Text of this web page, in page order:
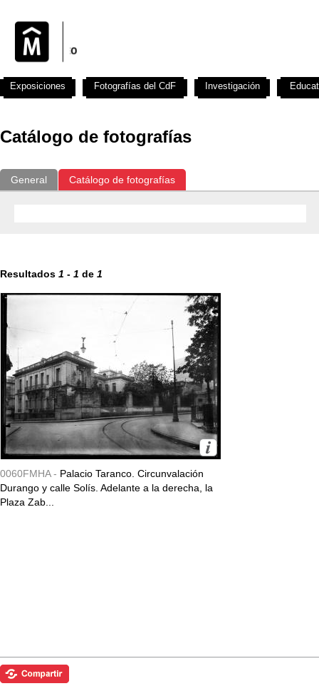
Catálogo de fotografías
General Catálogo de fotografías
Resultados 1 - 1 de 1
0060FMHA - Palacio Taranco. Circunvalación
Durango y calle Solís. Adelante a la derecha, la
Plaza Zab...
Exposiciones Fotografías del CdF Investigación